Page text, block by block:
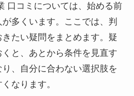
口コミについては、始める前
多くいます。ここでは、判
たい疑問をまとめます。疑
と、あとから条件を見直す
、自分に合わない選択肢を
なります。